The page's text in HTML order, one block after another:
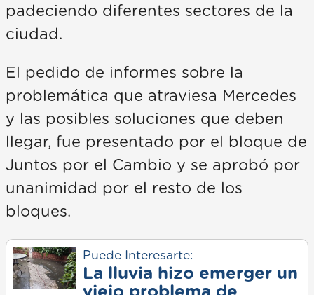
padeciendo diferentes sectores de la
ciudad.
El pedido de informes sobre la
problemática que atraviesa Mercedes
y las posibles soluciones que deben
llegar, fue presentado por el bloque de
Juntos por el Cambio y se aprobó por
unanimidad por el resto de los
bloques.
Puede Interesarte:
La lluvia hizo emerger un